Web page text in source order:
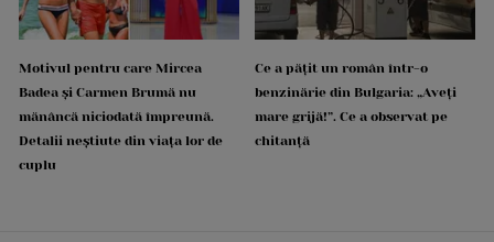
Motivul pentru care Mircea
Badea și Carmen Brumă nu
mănâncă niciodată împreună.
Detalii neștiute din viața lor de
cuplu
Ce a pățit un român într-o
benzinărie din Bulgaria: „Aveți
mare grijă!”. Ce a observat pe
chitanță